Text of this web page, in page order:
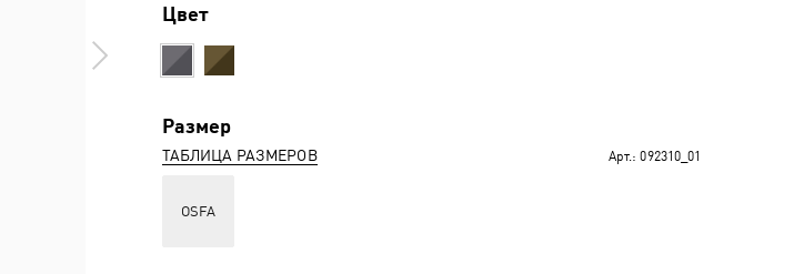
Цвет
Размер
ТАБЛИЦА РАЗМЕРОВ Арт.: 092310_01
OSFA